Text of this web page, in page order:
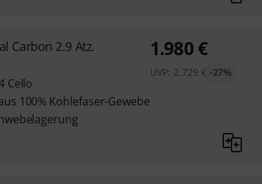
Carbon 2.9 Atz.
Cello
100% Kohlefaser-Gewebe
1.980€
UVP: 2.729 € -27%